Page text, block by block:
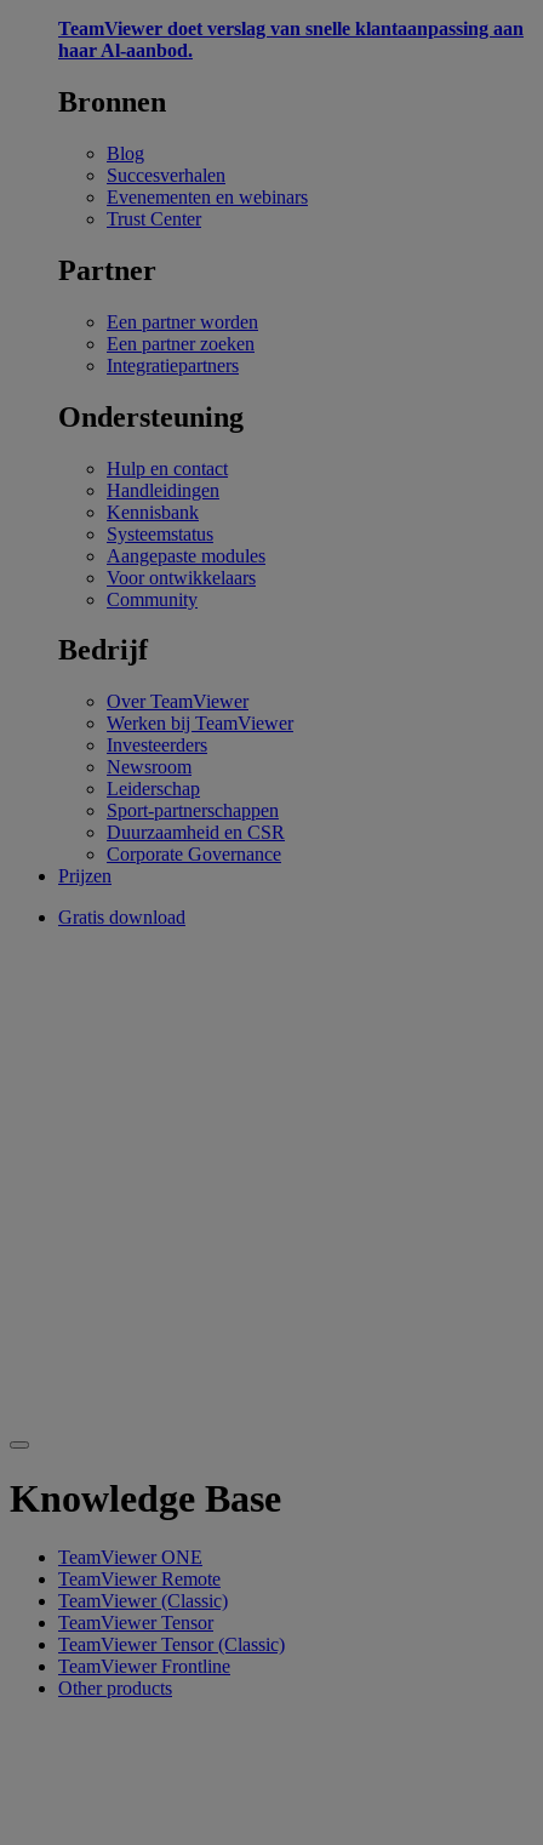
TeamViewer doet verslag van snelle klantaanpassing aan
haar Al-aanbod.
Bronnen
Blog
Succesverhalen
Evenementen en webinars
Trust Center
Partner
Een partner worden
Een partner zoeken
Integratiepartners
Ondersteuning
Hulp en contact
Handleidingen
Kennisbank
Systeemstatus
Aangepaste modules
Voor ontwikkelaars
Community
Bedrijf
Over TeamViewer
Werken bij TeamViewer
Investeerders
Newsroom
Leiderschap
Sport-partnerschappen
Duurzaamheid en CSR
Corporate Governance
Prijzen
Gratis download
Knowledge Base
TeamViewer ONE
TeamViewer Remote
TeamViewer (Classic)
TeamViewer Tensor
TeamViewer Tensor (Classic)
TeamViewer Frontline
Other products